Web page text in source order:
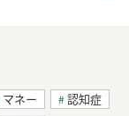
マネー
認知症